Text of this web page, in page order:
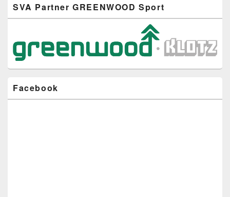
Seitenleisten-
Widgetbereich
SVA Partner GREENWOOD Sport
Facebook